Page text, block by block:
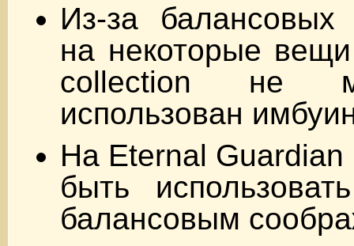
Из-за балансовых
на некоторые
collection не
использован
На Eternal
быть
балансовым